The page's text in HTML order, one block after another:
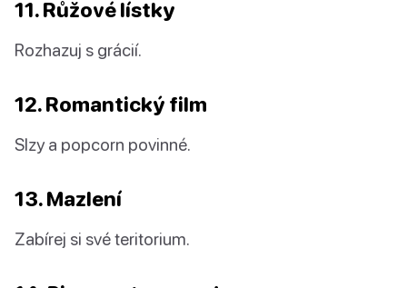
11. Růžové lístky
Rozhazuj s grácií.
12. Romantický film
Slzy a popcorn povinné.
13. Mazlení
Zabírej si své teritorium.